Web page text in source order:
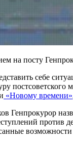
на посту
себе
«Новому времени»
Генпрокурор
против